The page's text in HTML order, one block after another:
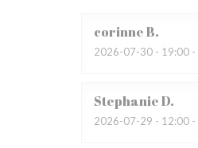
corinneB
2026-07-30 - 19:00
StephanieD
2026-07-29 - 12:00